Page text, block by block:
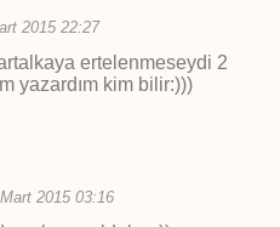
2015 22:27
ertelenmeseydi 2
yazardım kim bilir:)))
2015 03:16